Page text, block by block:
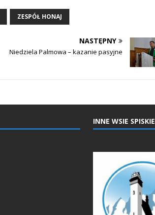
ZESPÓŁ HONAJ
NASTĘPNY
Niedziela Palmowa – kazanie pasyjne
INNE WSIE SPISKIE